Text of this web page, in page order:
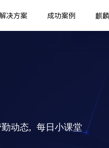
决方案 成功案例 麒
动态, 每日小课堂